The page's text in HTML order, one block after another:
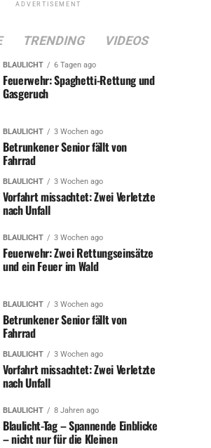
ADVERTISEMENT
TRENDING VIDEOS
BLAULICHT 6 Tagen ago
Feuerwehr: Spaghetti-Rettung und
Gasgeruch
BLAULICHT 3 Wochen ago
Betrunkener Senior fällt von
Fahrrad
BLAULICHT 3 Wochen ago
Vorfahrt missachtet: Zwei Verletzte
nach Unfall
BLAULICHT 3 Wochen ago
Feuerwehr: Zwei Rettungseinsätze
und ein Feuer im Wald
BLAULICHT 3 Wochen ago
Betrunkener Senior fällt von
Fahrrad
BLAULICHT 3 Wochen ago
Vorfahrt missachtet: Zwei Verletzte
nach Unfall
BLAULICHT 8 Jahren ago
Blaulicht-Tag – Spannende Einblicke
– nicht nur für die Kleinen